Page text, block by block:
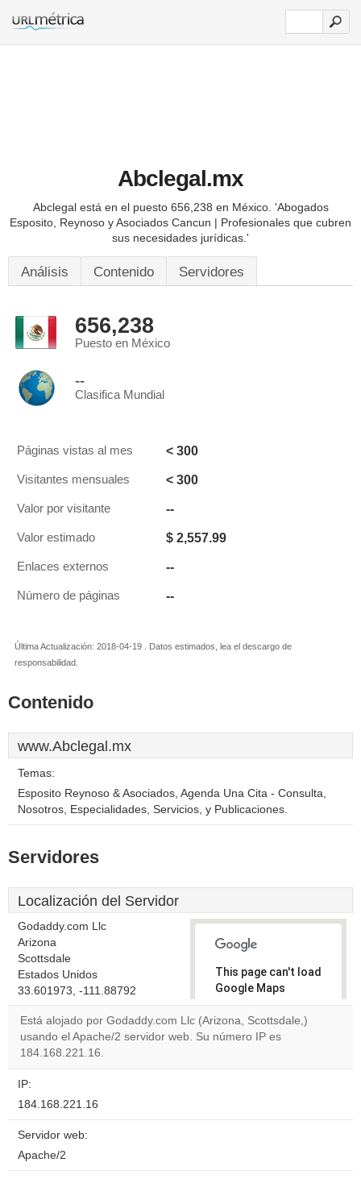
Abclegal.mx
Abclegal está en el puesto 656,238 en México. 'Abogados
Esposito, Reynoso y Asociados Cancun | Profesionales que cubren
sus necesidades jurídicas.'
Análisis Contenido Servidores
656,238
Puesto en México
--
Clasifica Mundial
Páginas vistas al mes < 300
Visitantes mensuales < 300
Valor por visitante --
Valor estimado $ 2,557.99
Enlaces externos --
Número de páginas --
Última Actualización: 2018-04-19 . Datos estimados, lea el descargo de
responsabilidad.
Contenido
www.Abclegal.mx
Temas:
Esposito Reynoso & Asociados, Agenda Una Cita - Consulta,
Nosotros, Especialidades, Servicios, y Publicaciones.
Servidores
Localización del Servidor
Godaddy.com Llc
Arizona
Scottsdale
Estados Unidos
33.601973, -111.88792
This page can't load
Google Maps
correctly.
Do you
Está alojado por Godaddy.com Llc (Arizona, Scottsdale,)
usando el Apache/2 servidor web. Su número IP es
184.168.221.16.
IP:
184.168.221.16
Servidor web:
Apache/2